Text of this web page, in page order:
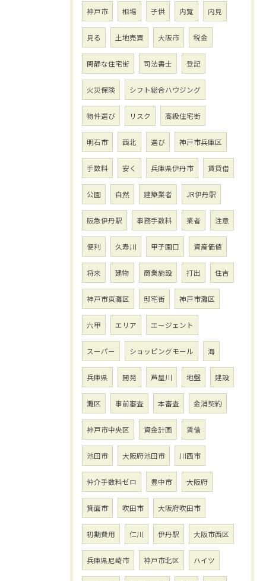
神戸市 相場 子供 内覧 内見
見る 土地売買 大阪市 税金
閑静な住宅街 司法書士 登記
火災保険 シフト総合ハウジング
物件選び リスク 高級住宅街
明石市 西北 選び 神戸市兵庫区
手数料 安く 兵庫県伊丹市 賃貸借
公園 自然 建築業者 JR伊丹駅
阪急伊丹駅 事務手数料 業者 注意
便利 久寿川 甲子園口 資産価値
将来 建物 商業施設 打出 住吉
神戸市東灘区 邸宅街 神戸市灘区
六甲 エリア エージェント
スーパー ショッピングモール 海
兵庫県 開発 芦屋川 地盤 建設
灘区 事前審査 本審査 金消契約
神戸市中央区 資金計画 賃借
池田市 大阪府池田市 川西市
仲介手数料ゼロ 豊中市 大阪府
箕面市 吹田市 大阪府吹田市
初期費用 仁川 伊丹駅 大阪市西区
兵庫県尼崎市 神戸市北区 ハイツ